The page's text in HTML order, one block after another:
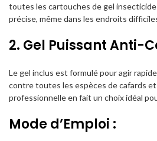
toutes les cartouches de gel
précise, même dans les endroits
2. Gel Puissant Anti-
Le gel inclus est formulé pour agir
contre toutes les espèces de cafards
professionnelle en fait un choix idéal
Mode d’Emploi :